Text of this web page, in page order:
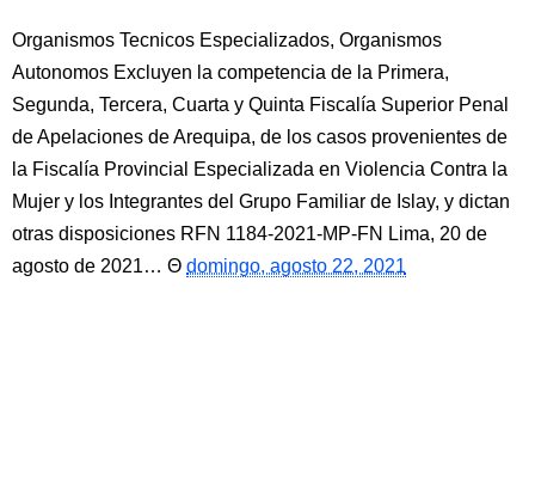
Organismos Tecnicos Especializados, Organismos
Autonomos Excluyen la competencia de la Primera,
Segunda, Tercera, Cuarta y Quinta Fiscalía Superior Penal
de Apelaciones de Arequipa, de los casos provenientes de
la Fiscalía Provincial Especializada en Violencia Contra la
Mujer y los Integrantes del Grupo Familiar de Islay, y dictan
otras disposiciones RFN 1184-2021-MP-FN Lima, 20 de
agosto de 2021…
domingo, agosto 22, 2021